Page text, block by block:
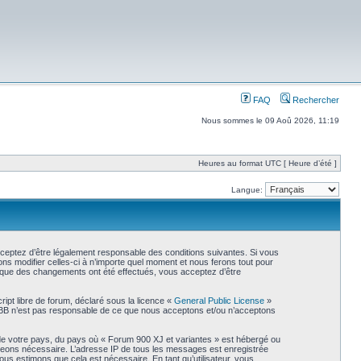
FAQ Rechercher
Nous sommes le 09 Aoû 2026, 11:19
Heures au format UTC [ Heure d’été ]
Langue:
d’être légalement responsable des conditions suivantes. Si vous
modifier celles-ci à n’importe quel moment et nous ferons tout pour
des changements ont été effectués, vous acceptez d’être
libre de forum, déclaré sous la licence « General Public License»
n’est pas responsable de ce que nous acceptons et/ou n’acceptons
votre pays, du pays où « Forum 900 XJ et variantes » est hébergé ou
nécessaire. L’adresse IP de tous les messages est enregistrée
estimons que cela est nécessaire. En tant qu’utilisateur, vous